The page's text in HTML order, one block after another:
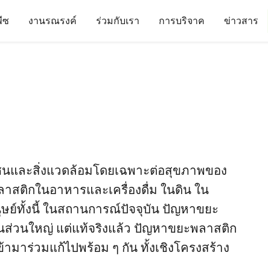
ซ งานรณรงค์ ร่วมกับเรา การบริจาค ข่าวสาร
และสิ่งแวดล้อมโดยเฉพาะต่อสุขภาพของ
สติกในอาหารและเครื่องดื่ม ในดิน ใน
ษย์ทั้งนี้ ในสถานการณ์ปัจจุบัน ปัญหาขยะ
ส่วนใหญ่ แต่แท้จริงแล้ว ปัญหาขยะพลาสติก
าร่วมแก้ไปพร้อม ๆ กัน ทั้งเชิงโครงสร้าง